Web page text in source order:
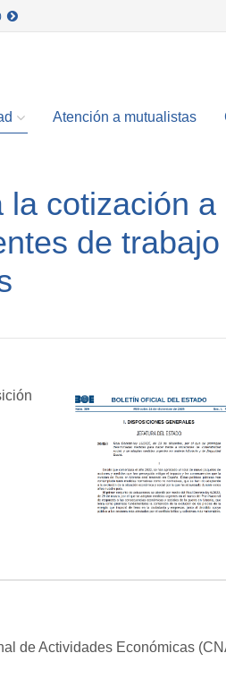
Atención a mutualistas
la cotización a
de
de Actividades Económicas